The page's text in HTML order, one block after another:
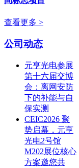
查看更多 >
公司动态
元亨光电参展
第十六届交博
会：离网安防
下的补能与自
保实测
CEIC2026 聚
势启幕，元亨
光电2号馆
M202展位核心
方案邀您共